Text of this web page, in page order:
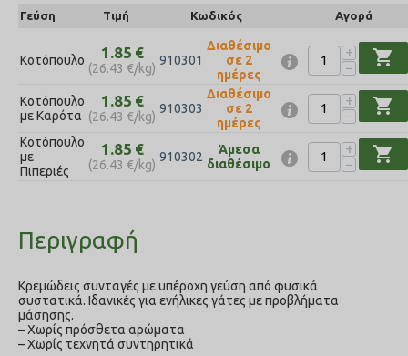
Γεύση Τιμή Κωδικός Αγορά
Κοτόπουλο 1.85 €
(26.43 €/kg)
910301
Διαθέσιμο
σε 2
ημέρες
+
−
shopping_cart
Κοτόπουλο
με Καρότα
1.85 €
(26.43 €/kg)
910303
Διαθέσιμο
σε 2
ημέρες
+
−
shopping_cart
Κοτόπουλο
με
Πιπεριές
1.85 €
(26.43 €/kg)
910302
Άμεσα
διαθέσιμο
+
−
shopping_cart
Περιγραφή
Κρεμώδεις συνταγές με υπέροχη γεύση από φυσικά
συστατικά. Ιδανικές για ενήλικες γάτες με προβλήματα
μάσησης.
– Χωρίς πρόσθετα αρώματα
– Χωρίς τεχνητά συντηρητικά